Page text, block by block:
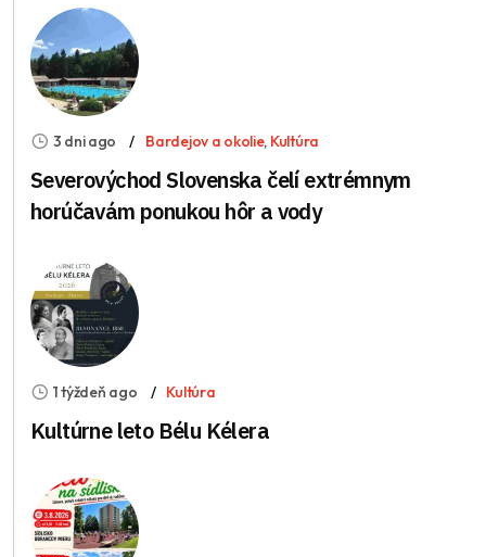
3 dni ago Bardejov a okolie, Kultúra
Severovýchod Slovenska čelí extrémnym
horúčavám ponukou hôr a vody
1 týždeň ago Kultúra
Kultúrne leto Bélu Kélera